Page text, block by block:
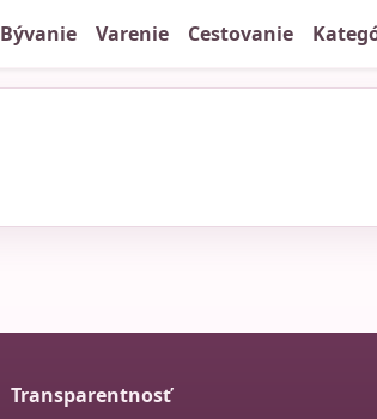
Bývanie Varenie Cestovanie
Transparentnosť